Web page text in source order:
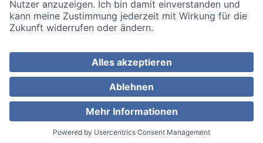
Disclaimer/Datenschutz
Allgemeine Geschäftsbedingungen
Cookie Einstellungen
MEDIZINISCH TOP. MENSCHLICH NAH.